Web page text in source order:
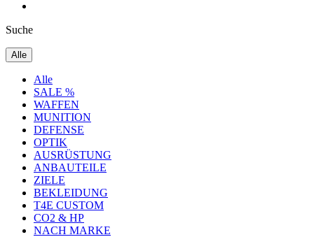
Suche
Alle
Alle
SALE %
WAFFEN
MUNITION
DEFENSE
OPTIK
AUSRÜSTUNG
ANBAUTEILE
ZIELE
BEKLEIDUNG
T4E CUSTOM
CO2 & HP
NACH MARKE